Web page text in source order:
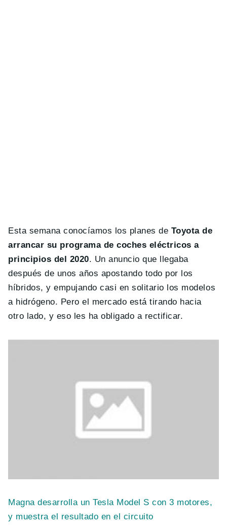
Esta semana conocíamos los planes de Toyota de
arrancar su programa de coches eléctricos a
principios del 2020. Un anuncio que llegaba
después de unos años apostando todo por los
híbridos, y empujando casi en solitario los modelos
a hidrógeno. Pero el mercado está tirando hacia
otro lado, y eso les ha obligado a rectificar.
Magna desarrolla un Tesla Model S con 3 motores,
y muestra el resultado en el circuito